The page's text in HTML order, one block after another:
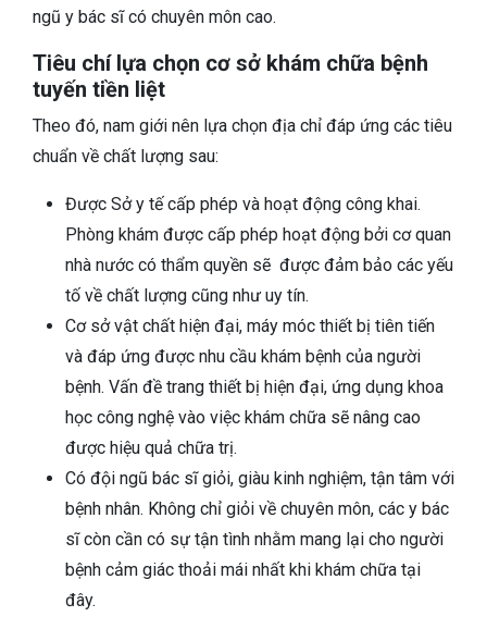
ngũ y bác sĩ có chuyên môn cao.
Tiêu chí lựa chọn cơ sở khám chữa bệnh
tuyến tiền liệt
Theo đó, nam giới nên lựa chọn địa chỉ đáp ứng các tiêu
chuẩn về chất lượng sau:
Được Sở y tế cấp phép và hoạt động công khai.
Phòng khám được cấp phép hoạt động bởi cơ quan
nhà nước có thẩm quyền sẽ được đảm bảo các yếu
tố về chất lượng cũng như uy tín.
Cơ sở vật chất hiện đại, máy móc thiết bị tiên tiến
và đáp ứng được nhu cầu khám bệnh của người
bệnh. Vấn đề trang thiết bị hiện đại, ứng dụng khoa
học công nghệ vào việc khám chữa sẽ nâng cao
được hiệu quả chữa trị.
Có đội ngũ bác sĩ giỏi, giàu kinh nghiệm, tận tâm với
bệnh nhân. Không chỉ giỏi về chuyên môn, các y bác
sĩ còn cần có sự tận tình nhằm mang lại cho người
bệnh cảm giác thoải mái nhất khi khám chữa tại
đây.